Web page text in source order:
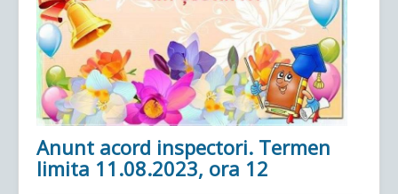
Anunt acord inspectori. Termen
limita 11.08.2023, ora 12